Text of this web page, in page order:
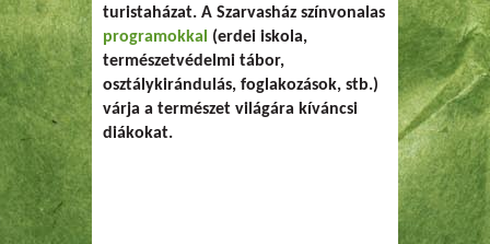
turistaházat. A Szarvasház színvonalas
programokkal
(erdei iskola,
természetvédelmi tábor,
osztálykirándulás, foglakozások, stb.)
várja a természet világára kíváncsi
diákokat.